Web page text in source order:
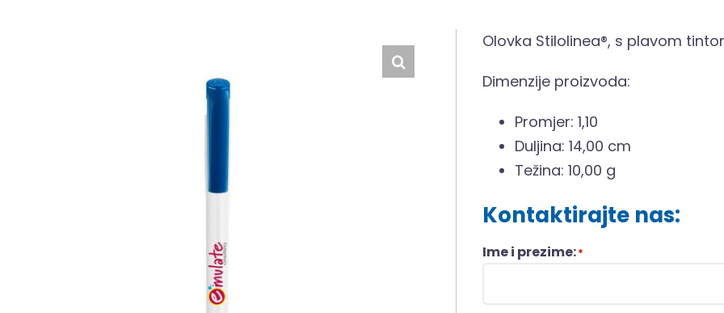
Olovka Stilolinea®, s plavom
Dimenzije proizvoda:
Promjer: 1,10
Duljina: 14,00 cm
Težina: 10,00 g
Kontaktirajte nas:
Ime i prezime:*